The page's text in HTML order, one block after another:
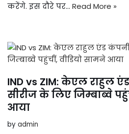
करेंगे. इस दौरे पर… Read More »
IND vs ZIM: केएल राहुल
सीरीज के लिए जिम्बाब्वे
आया
by admin